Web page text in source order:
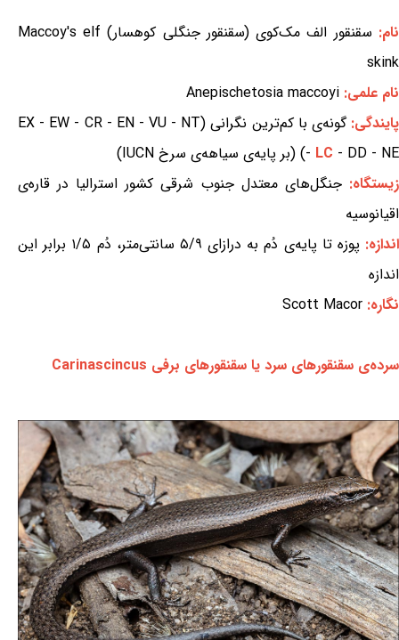
نام:
سقنقور الف مک‌کوی (سقنقور جنگلی کوهسار) Maccoy's elf
skink
نام علمی: Anepischetosia maccoyi
پایندگی:
گونه‌ی با کم‌ترین نگرانی (EX - EW - CR - EN - VU - NT
- LC - DD - NE) (بر پایه‌ی سیاهه‌ی سرخ IUCN)
زیستگاه:جنگل‌های معتدل جنوب شرقی کشور استرالیا در قاره‌ی
اقیانوسیه
اندازه:
پوزه تا پایه‌ی دُم به درازای ۵/۹ سانتی‌متر، دُم ۱/۵ برابر این
اندازه
نگاره: Scott Macor
سرده‌ی سقنقورهای سرد یا سقنقورهای برفی Carinascincus